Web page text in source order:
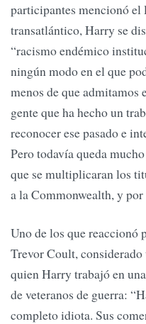
participantes mencionó el
transatlántico, Harry se
“racismo endémico
ningún modo en el que
menos de que admitamos
gente que ha hecho un
reconocer ese pasado e
Pero todavía queda
que se multiplicaran los
a la Commonwealth, y por
Uno de los que reaccionó
Trevor Coult,
quien Harry trabajó en
de veteranos de guerra:
completo idiota. Sus